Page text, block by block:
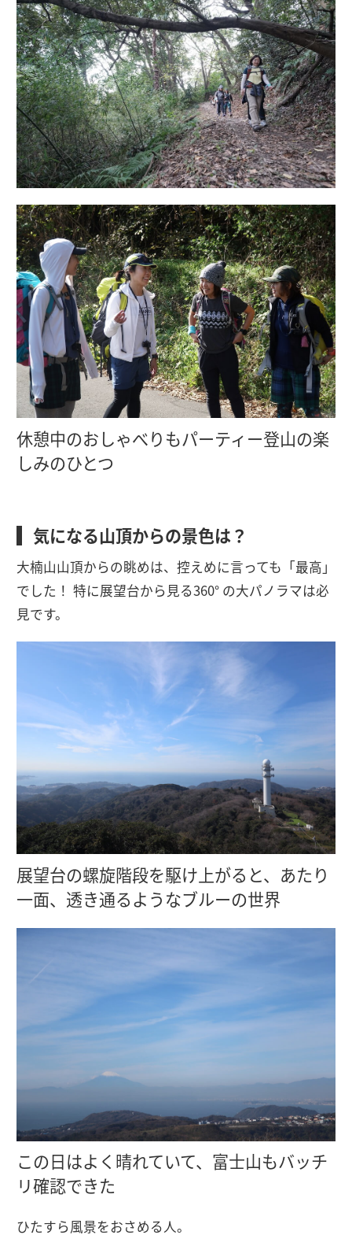
休憩中のおしゃべりもパーティー登山の楽
しみのひとつ
気になる山頂からの景色は？
大楠山山頂からの眺めは、控えめに言っても「最高」
でした！ 特に展望台から見る360° の大パノラマは必
見です。
展望台の螺旋階段を駆け上がると、あたり
一面、透き通るようなブルーの世界
この日はよく晴れていて、富士山もバッチ
リ確認できた
ひたすら風景をおさめる人。